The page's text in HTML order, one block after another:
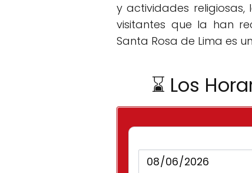
y actividades
visitantes que la han
Santa Rosa de Lima es
⌛ Los